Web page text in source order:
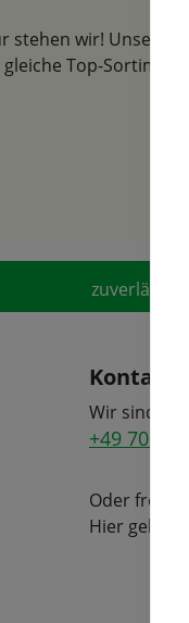
wir! Unsere
Top-Sortiment
Kontakt
Wir sind
+49 7072
Oder
Hier geht's